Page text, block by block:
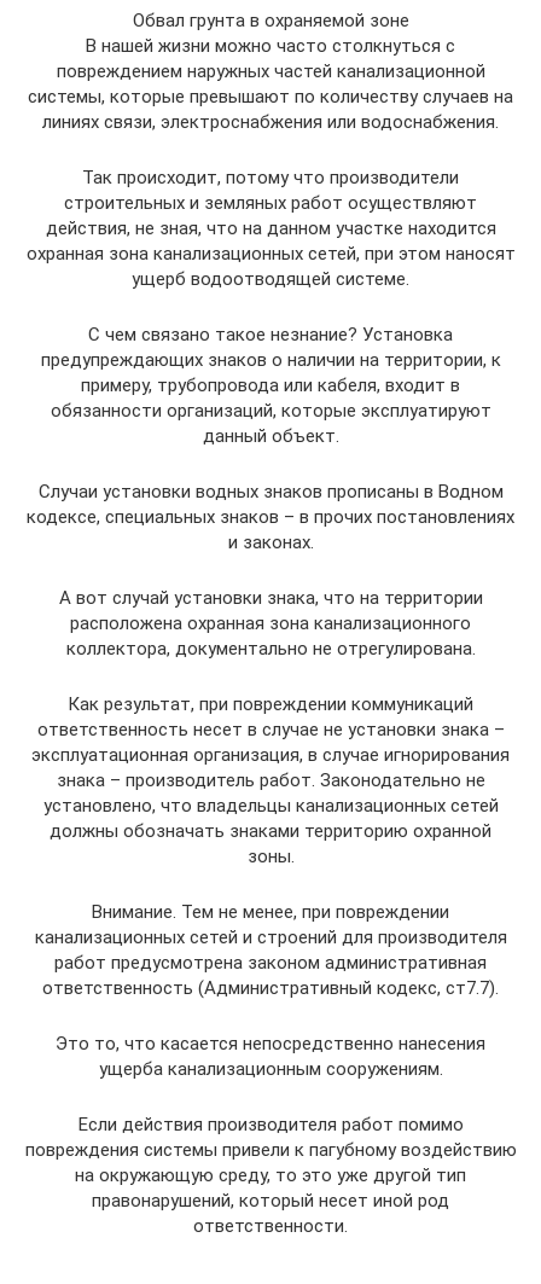
Обвал грунта в охраняемой зоне
В нашей жизни можно часто столкнуться с
повреждением наружных частей канализационной
системы, которые превышают по количеству случаев на
линиях связи, электроснабжения или водоснабжения.
Так происходит, потому что производители
строительных и земляных работ осуществляют
действия, не зная, что на данном участке находится
охранная зона канализационных сетей, при этом наносят
ущерб водоотводящей системе.
С чем связано такое незнание? Установка
предупреждающих знаков о наличии на территории, к
примеру, трубопровода или кабеля, входит в
обязанности организаций, которые эксплуатируют
данный объект.
Случаи установки водных знаков прописаны в Водном
кодексе, специальных знаков – в прочих постановлениях
и законах.
А вот случай установки знака, что на территории
расположена охранная зона канализационного
коллектора, документально не отрегулирована.
Как результат, при повреждении коммуникаций
ответственность несет в случае не установки знака –
эксплуатационная организация, в случае игнорирования
знака – производитель работ. Законодательно не
установлено, что владельцы канализационных сетей
должны обозначать знаками территорию охранной
зоны.
Внимание. Тем не менее, при повреждении
канализационных сетей и строений для производителя
работ предусмотрена законом административная
ответственность (Административный кодекс, ст7.7).
Это то, что касается непосредственно нанесения
ущерба канализационным сооружениям.
Если действия производителя работ помимо
повреждения системы привели к пагубному воздействию
на окружающую среду, то это уже другой тип
правонарушений, который несет иной род
ответственности.